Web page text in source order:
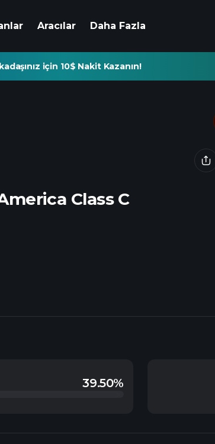
Aracılar Daha Fazla
için 10$ Nakit Kazanın!
Class C
39.50%